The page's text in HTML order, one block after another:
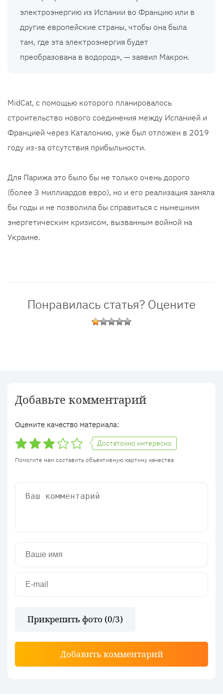
электроэнергию из Испании во Францию ​​или в
другие европейские страны, чтобы она была
там, где эта электроэнергия будет
преобразована в водород», — заявил Макрон.
MidCat, с помощью которого планировалось
строительство нового соединения между Испанией и
Францией через Каталонию, уже был отложен в 2019
году из-за отсутствия прибыльности.
Для Парижа это было бы не только очень дорого
(более 3 миллиардов евро), но и его реализация заняла
бы годы и не позволила бы справиться с нынешним
энергетическим кризисом, вызванным войной на
Украине.
Понравилась статья? Оцените
Добавьте комментарий
Оцените качество материала:
Достаточно интересно
Помогите нам составить объективную картину качества
Прикрепить фото (0/3)
Добавить комментарий